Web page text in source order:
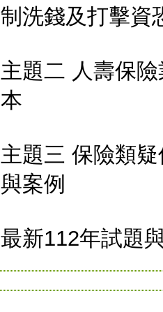
制洗錢及打擊資
主題二 人壽保
本
主題三 保險類
與案例
最新112年試題